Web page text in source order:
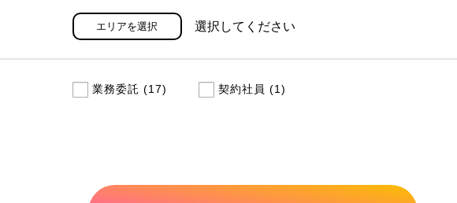
エリアを選択 選択してください
業務委託 (17) 契約社員 (1)